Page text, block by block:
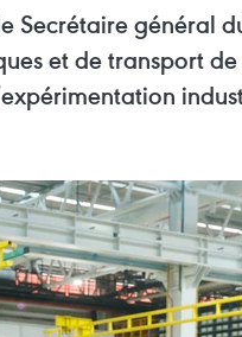
Secrétaire général
et de transport